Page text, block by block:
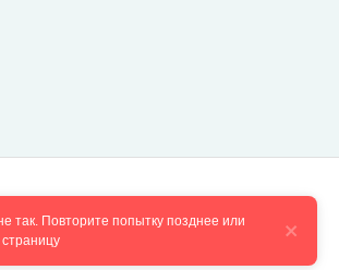
так. Повторите попытку позднее или